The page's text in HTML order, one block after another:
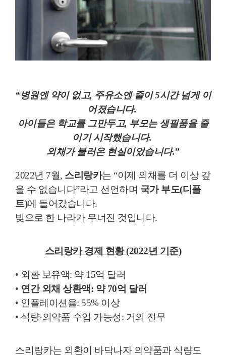
“병원엔 약이 없고, 주유소엔 줄이 5시간 넘게 이
어졌습니다.
아이들은 학교를 그만두고, 부모는 생필품을 줄
이기 시작했습니다.
외채가 불러온 현실이었습니다.”
2022년 7월, 스리랑카는 “이제 외채를 더 이상 갚
을 수 없습니다”라고 선언하며 국가 부도(디폴
트)에 들어갔습니다.
빚으로 한 나라가 무너진 것입니다.
스리랑카 경제 현황 (2022년 기준)
• 외환 보유액: 약 15억 달러
• 연간 외채 상환액: 약 70억 달러
• 인플레이션율: 55% 이상
• 식량·의약품 수입 가능성: 거의 전무
스리랑카는 외환이 바닥나자 의약품과 식량도